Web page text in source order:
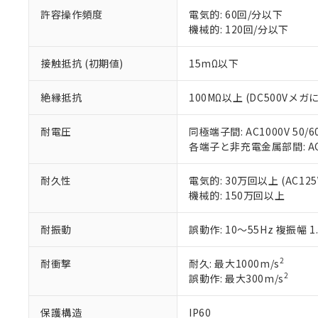
許容操作頻度
電気的: 60回/分以下
機械的: 120回/分以下
接触抵抗 (初期値) 15mΩ以下
絶縁抵抗 100MΩ以上 (DC500Vメガ
耐電圧
同極端子間: AC1000V 50/
各端子と非充電金属部間:
耐久性
電気的: 30万回以上
機械的: 150万回以上
耐振動 誤動作: 10～55Hz 複振幅
耐衝撃 耐久: 最大1000m/s2
誤動作: 最大300m/s2
保護構造 IP60
のであり、
い。
正式な納期
オムロン制
在庫状況お
ている必要が
お客様が当
が、当社の
さい。
※当社の共同
いる法人を
但し、RoHS指令で産業
フタル酸エステル類の
※2 対応予定月
部品在庫の切り替
※3 非含有証明
下記の非含有証明
EU RoHS指令（
51物質の非含有証
※本証明書は発行
また、RoHS指令
混在することから
既に当社にて対
Pb(鉛) :1000ppm、 Hg(
Cr(Ⅵ)(六価クロム) :
DBP(フタル酸ジブチル
※2 環境保護使
「ｅ」：有害物質
「10」：通常の使
味します。
「－」：未確認
ます。
当社は貴社
置等に一切
また当社は
たしません。
○ 一定数以
－
在庫な
機器販
空
白
受注生